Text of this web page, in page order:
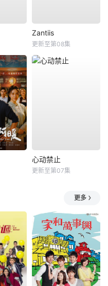
Zantiis
更新至第08集
心动禁止
更新至第07集
更多